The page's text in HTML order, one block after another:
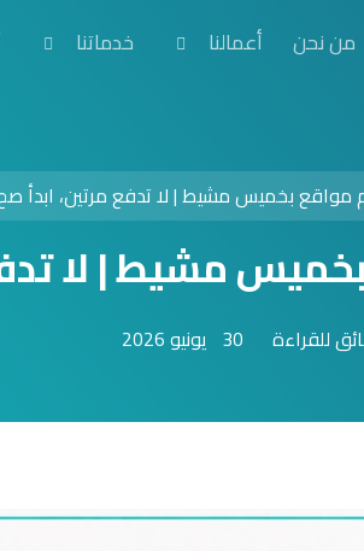
من نحن أعمالنا خدماتنا
مواقع بخميس مشيط | لا تدفع مرتين، ابدأ
مشيط | لا
30 يونيو 2026